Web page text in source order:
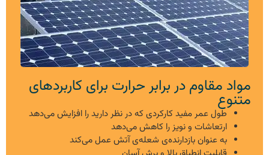
مواد مقاوم در برابر حرارت برای کاربردهای
متنوع
طول عمر مفید کارکردی که در نظر دارید را افزایش می‌دهد
ارتعاشات و نویز را کاهش می‌دهد
به عنوان بازدارنده‌ی شعله‌ی آتش عمل می‌کند